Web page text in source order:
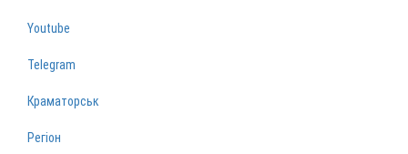
Youtube
Telegram
Краматорськ
Регіон